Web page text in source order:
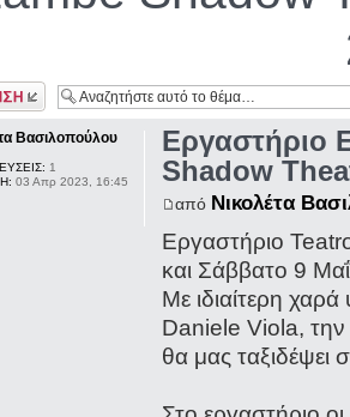
Εργαστήριο
Shadow
από Νικολέτα
Εργαστήριο
και Σάββατο 9
Με ιδιαίτερη
Daniele Viola,
θα μας
Βασιλοπούλου
1
03 Απρ 2023, 16:45